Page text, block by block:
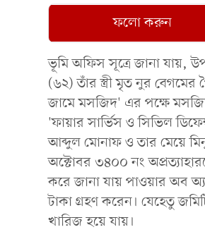
ফলো করুন
ভূমি অফিস সূত্রে জানা যায়,
(৬২) তাঁর স্ত্রী মৃত নুর
জামে মসজিদ' এর পক্ষে
'ফায়ার সার্ভিস ও সিভিল
আব্দুল মোনাফ ও তার মেয়ে
অক্টোবর ৩৪০০ নং
করে জানা যায় পাওয়ার অব
টাকা গ্রহণ করেন। যেহেতু
খারিজ হয়ে যায়।